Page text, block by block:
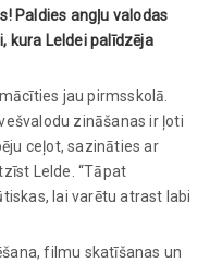
Paldies angļu valodas
kura Leldei palīdzēja
jau pirmsskolā.
zināšanas ir ļoti
ceļot, sazināties ar
Lelde. “Tāpat
lai varētu atrast labi
filmu skatīšanas un